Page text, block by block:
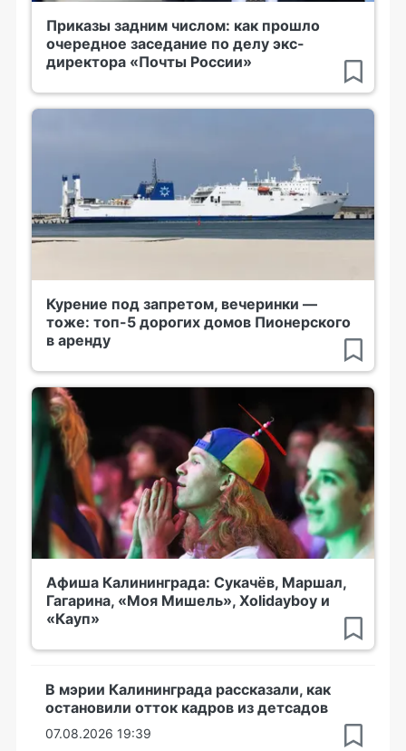
Приказы задним числом: как прошло
очередное заседание по делу экс-
директора «Почты России»
Курение под запретом, вечеринки —
тоже: топ-5 дорогих домов Пионерского
в аренду
Афиша Калининграда: Сукачёв, Маршал,
Гагарина, «Моя Мишель», Xolidayboy и
«Кауп»
В мэрии Калининграда рассказали, как
остановили отток кадров из детсадов
07.08.2026 19:39